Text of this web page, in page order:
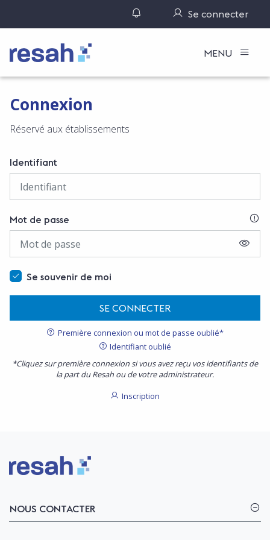
Gérer ses notifications
Se connecter
Logo Resah MENU
Connexion
Réservé aux établissements
Identifiant
Mot de passe
Se souvenir de moi
SE CONNECTER
Première connexion ou mot de passe oublié*
Identifiant oublié
*Cliquez sur première connexion si vous avez reçu vos identifiants de
la part du Resah ou de votre administrateur.
Inscription
Logo Resah
NOUS CONTACTER